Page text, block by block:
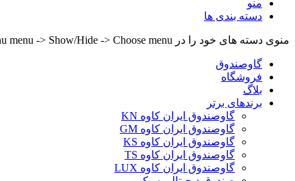
منو
دسته بندی ها
منوی دسته های خود را در Header builder -> Mobile -> Mobile menu menu -> Show/Hide -> Choose menu تنظیم کنید.
گاوصندوق
فروشگاه
بلاگ
برندهای برتر
گاوصندوق ایران کاوه KN
گاوصندوق ایران کاوه GM
گاوصندوق ایران کاوه KS
گاوصندوق ایران کاوه TS
گاوصندوق ایران کاوه LUX